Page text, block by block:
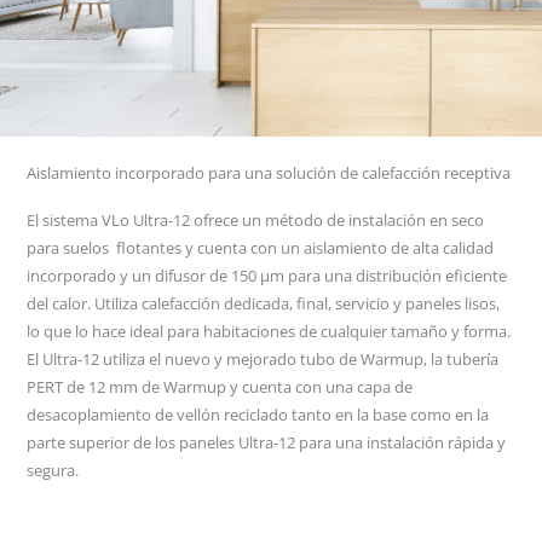
Aislamiento incorporado para una solución de calefacción receptiva
El sistema VLo Ultra-12 ofrece un método de instalación en seco
para suelos flotantes y cuenta con un aislamiento de alta calidad
incorporado y un difusor de 150 μm para una distribución eficiente
del calor. Utiliza calefacción dedicada, final, servicio y paneles lisos,
lo que lo hace ideal para habitaciones de cualquier tamaño y forma.
El Ultra-12 utiliza el nuevo y mejorado tubo de Warmup, la tubería
PERT de 12 mm de Warmup y cuenta con una capa de
desacoplamiento de vellón reciclado tanto en la base como en la
parte superior de los paneles Ultra-12 para una instalación rápida y
segura.